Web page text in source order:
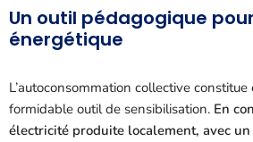
Un outil pédagogique
énergétique
L’autoconsommation collective
formidable outil de sensibilisation. En
électricité produite localement, avec